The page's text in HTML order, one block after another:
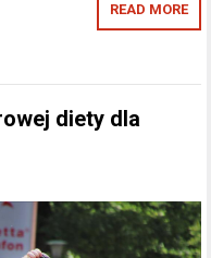
READ MORE
diety dla